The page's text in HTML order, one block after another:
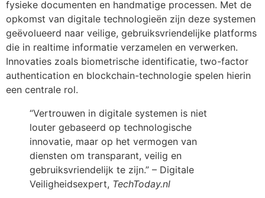
fysieke documenten en handmatige processen. Met de
opkomst van digitale technologieën zijn deze systemen
geëvolueerd naar veilige, gebruiksvriendelijke platforms
die in realtime informatie verzamelen en verwerken.
Innovaties zoals biometrische identificatie, two-factor
authentication en blockchain-technologie spelen hierin
een centrale rol.
“Vertrouwen in digitale systemen is niet
louter gebaseerd op technologische
innovatie, maar op het vermogen van
diensten om transparant, veilig en
gebruiksvriendelijk te zijn.” – Digitale
Veiligheidsexpert, TechToday.nl